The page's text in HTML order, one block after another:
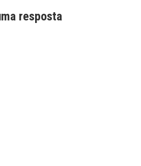
resposta